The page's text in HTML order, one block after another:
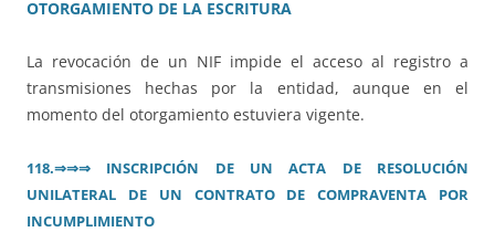
OTORGAMIENTO DE LA ESCRITURA
La revocación de un NIF impide el acceso al registro a
transmisiones hechas por la entidad, aunque en el
momento del otorgamiento estuviera vigente.
118.⇒⇒⇒ INSCRIPCIÓN DE UN ACTA DE RESOLUCIÓN
UNILATERAL DE UN CONTRATO DE COMPRAVENTA POR
INCUMPLIMIENTO